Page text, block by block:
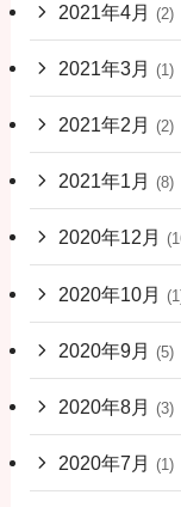
2021年4月 (2)
2021年3月 (1)
2021年2月 (2)
2021年1月 (8)
2020年12月
2020年10月
2020年9月 (5)
2020年8月 (3)
2020年7月 (1)